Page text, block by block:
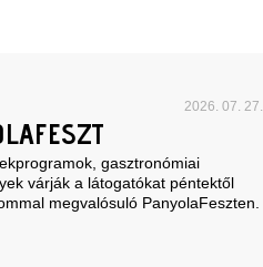
2026. 07. 27.
gasztronómiai
várják a látogatókat péntektől
megvalósuló PanyolaFeszten.